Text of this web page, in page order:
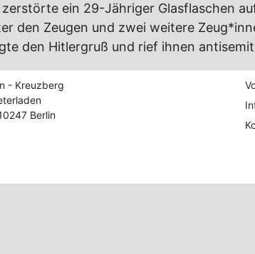
zerstörte ein 29-Jähriger Glasflaschen
den Zeugen und zwei weitere
den Hitlergruß und rief ihnen
- Kreuzberg
Berlin